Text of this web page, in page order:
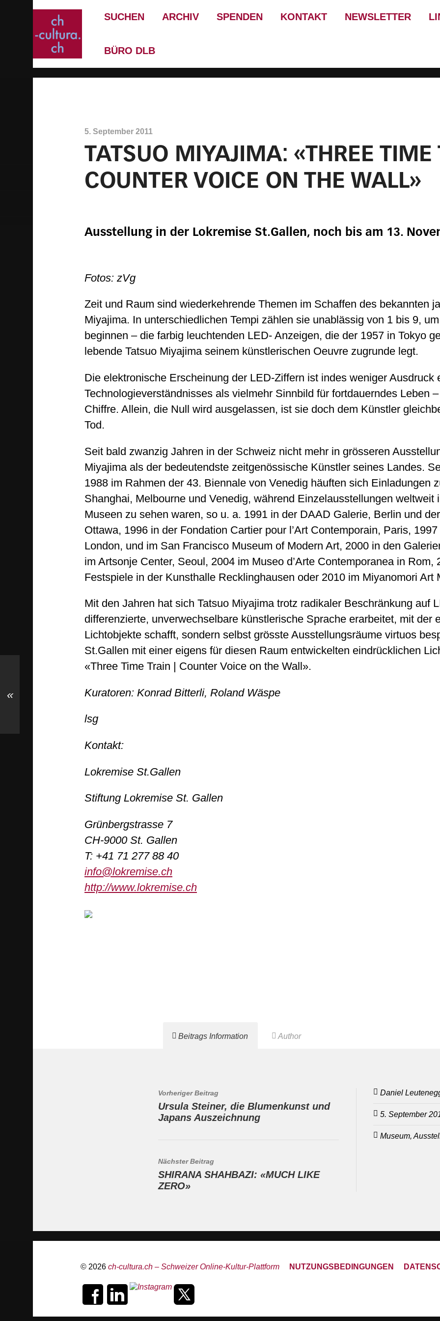
SUCHEN ARCHIV SPENDEN KONTAKT NEWSLETTER
BÜRO DLB
5. September 2011
TATSUO MIYAJIMA: «THREE TIME
COUNTER VOICE ON THE WALL»
Ausstellung in der Lokremise St.Gallen, noch bis am 13.
Fotos: zVg
Zeit und Raum sind wiederkehrende Themen im Schaffen des bekannten
Miyajima. In unterschiedlichen Tempi zählen sie unablässig von 1 bis 9,
beginnen – die farbig leuchtenden LED- Anzeigen, die der 1957 in Tokyo
lebende Tatsuo Miyajima seinem künstlerischen Oeuvre zugrunde legt.
Die elektronische Erscheinung der LED-Ziffern ist indes weniger Ausdruck
Technologieverständnisses als vielmehr Sinnbild für fortdauerndes Leben
Chiffre. Allein, die Null wird ausgelassen, ist sie doch dem Künstler
Tod.
Seit bald zwanzig Jahren in der Schweiz nicht mehr in grösseren
Miyajima als der bedeutendste zeitgenössische Künstler seines Landes.
1988 im Rahmen der 43. Biennale von Venedig häuften sich Einladungen
Shanghai, Melbourne und Venedig, während Einzelausstellungen weltweit
Museen zu sehen waren, so u. a. 1991 in der DAAD Galerie, Berlin und
Ottawa, 1996 in der Fondation Cartier pour l’Art Contemporain, Paris,
London, und im San Francisco Museum of Modern Art, 2000 in den
im Artsonje Center, Seoul, 2004 im Museo d’Arte Contemporanea in Rom,
Festspiele in der Kunsthalle Recklinghausen oder 2010 im Miyanomori Art
Mit den Jahren hat sich Tatsuo Miyajima trotz radikaler Beschränkung auf
differenzierte, unverwechselbare künstlerische Sprache erarbeitet, mit der
Lichtobjekte schafft, sondern selbst grösste Ausstellungsräume virtuos
St.Gallen mit einer eigens für diesen Raum entwickelten eindrücklichen
«Three Time Train | Counter Voice on the Wall».
Kuratoren: Konrad Bitterli, Roland Wäspe
lsg
Kontakt:
Lokremise St.Gallen
Stiftung Lokremise St. Gallen
Grünbergstrasse 7
CH-9000 St. Gallen
T: +41 71 277 88 40
info@lokremise.ch
http://www.lokremise.ch
Beitrags Information Author
Daniel
5. September
Museum,
Vorheriger Beitrag
Ursula Steiner, die Blumenkunst und
Japans Auszeichnung
Nächster Beitrag
SHIRANA SHAHBAZI: «MUCH LIKE
ZERO»
«
© 2026 ch-cultura.ch – Schweizer Online-Kultur-Plattform NUTZUNGSBEDINGUNGEN